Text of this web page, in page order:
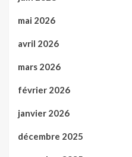
mai 2026
avril 2026
mars 2026
février 2026
janvier 2026
décembre 2025